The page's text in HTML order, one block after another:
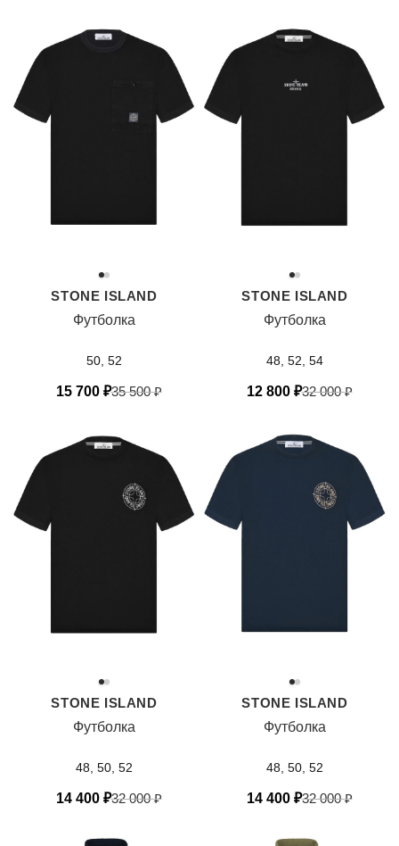
STONE ISLAND
Футболка
50, 52
15 700 ₽35 500₽
STONE ISLAND
Футболка
48, 52, 54
12 800 ₽32 000₽
STONE ISLAND
Футболка
48, 50, 52
14 400 ₽32 000₽
STONE ISLAND
Футболка
48, 50, 52
14 400 ₽32 000₽